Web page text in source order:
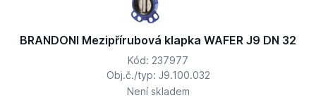
BRANDONI Mezipřírubová klapka WAFER J9 DN 32
Kód: 237977
Obj.č./typ: J9.100.032
Není skladem